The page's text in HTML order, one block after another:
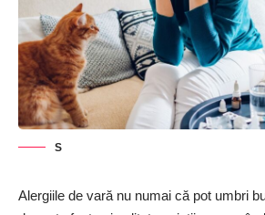
S
Alergiile de vară nu numai că pot umbri